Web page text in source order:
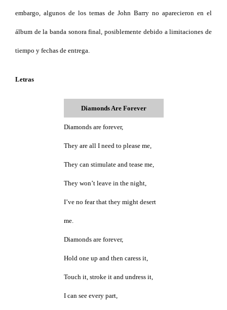
embargo, algunos de los temas de John Barry no aparecieron en el
álbum de la banda sonora final, posiblemente debido a limitaciones de
tiempo y fechas de entrega.
Letras
Diamonds Are Forever
Diamonds are forever,
They are all I need to please me,
They can stimulate and tease me,
They won’t leave in the night,
I’ve no fear that they might desert
me.
Diamonds are forever,
Hold one up and then caress it,
Touch it, stroke it and undress it,
I can see every part,